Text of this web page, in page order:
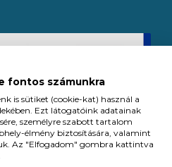
fontos számunkra
is sütiket (cookie-kat) használ a
Ezt látogatóink adatainak
személyre szabott tartalom
élmény biztosítására, valamint
Az "Elfogadom" gombra kattintva